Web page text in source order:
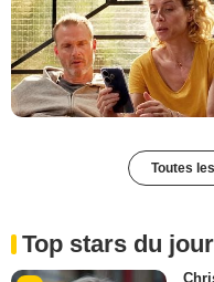
Toutes
Top stars du jour